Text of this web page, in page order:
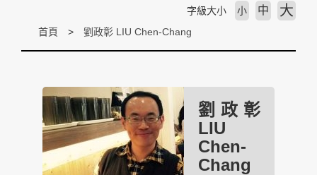
首頁 劉政彰 LIU Chen-Chang
字級大小 小 中 大
劉政彰
LIU
Chen-
Chang